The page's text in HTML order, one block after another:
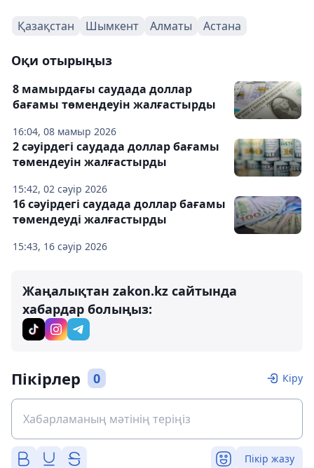
Қазақстан Шымкент Алматы Астана
Оқи отырыңыз
16:04, 08 мамыр 2026
8 мамырдағы саудада доллар
бағамы төмендеуін жалғастырды
15:42, 02 сәуір 2026
2 сәуірдегі саудада доллар бағамы
төмендеуін жалғастырды
15:43, 16 сәуір 2026
16 сәуірдегі саудада доллар бағамы
төмендеуді жалғастырды
Жаңалықтан zakon.kz сайтында
хабардар болыңыз:
Пікірлер 0 Кіру
Пікір жазу